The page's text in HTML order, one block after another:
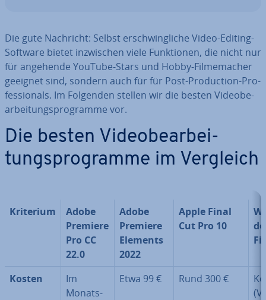
Die gute Nachricht: Selbst er­schwing­li­che Video-Editing-
Software bietet in­zwi­schen viele Funk­tio­nen, die nicht nur
für angehende YouTube-Stars und Hobby-Fil­me­ma­cher
geeignet sind, sondern auch für für Post-Pro­duc­tion-Pro­
fes­sio­nals. Im Folgenden stellen wir die besten Vi­deo­be­
ar­bei­tungs­pro­gram­me vor.
Die besten Vi­deo­be­ar­bei­
tungs­pro­gram­me im Vergleich
Kriterium
Adobe
Premiere
Pro CC
22.0
Adobe
Premiere
Elements
2022
Apple Final
Cut Pro 10
Kosten
Im
Monats-
Etwa 99 € Rund 300 €